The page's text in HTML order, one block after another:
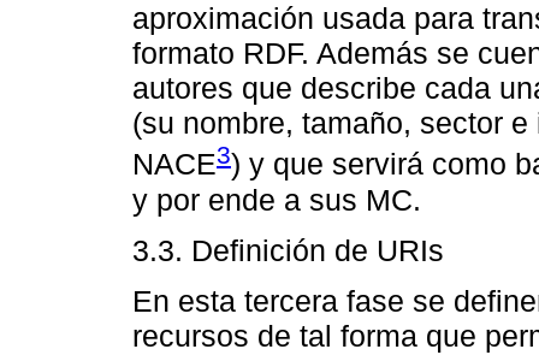
aproximación usada para
formato RDF. Además se
autores que describe cada
(su nombre, tamaño, sector
NACE3) y que servirá como
y por ende a sus MC.
3.3. Definición de URIs
En esta tercera fase se
recursos de tal forma que